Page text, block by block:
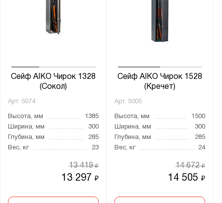
Сейф AIKO Чирок 1328
(Сокол)
Арт. 5074
Высота, мм
1385
Ширина, мм
300
Глубина, мм
285
Вес, кг
23
13 297₽
13 419₽
Сейф AIKO Чирок 1528
(Кречет)
Арт. 5005
Высота, мм
1500
Ширина, мм
300
Глубина, мм
285
Вес, кг
24
14 505₽
14 672₽